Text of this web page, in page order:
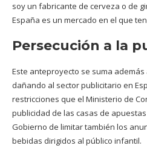
soy un fabricante de cerveza o de
España es un mercado en el que
Persecución a la
Este anteproyecto se suma
dañando al sector publicitario en
restricciones que el Ministerio de
publicidad de las casas de
Gobierno de limitar también los
bebidas dirigidos al público infantil.